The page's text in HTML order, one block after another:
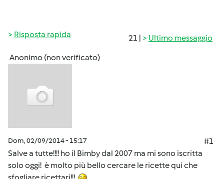
21 | Ultimo messaggio
Risposta rapida
Anonimo (non verificato)
Dom, 02/09/2014 - 15:17
#1
Salve a tutte!!!! ho il Bimby dal 2007 ma mi sono iscritta
solo oggi! è molto più bello cercare le ricette qui che